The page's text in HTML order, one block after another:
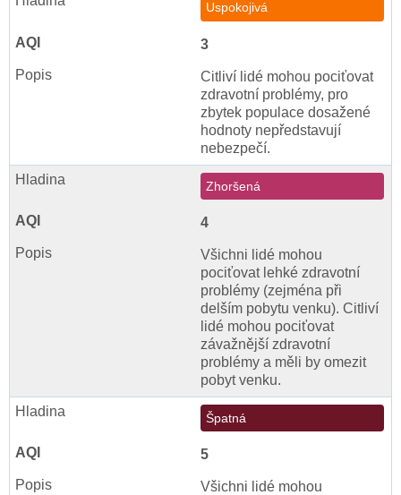
Uspokojivá
3
Citliví lidé mohou pociťovat
zdravotní problémy, pro
zbytek populace dosažené
hodnoty nepředstavují
nebezpečí.
Zhoršená
4
Všichni lidé mohou
pociťovat lehké zdravotní
problémy (zejména při
delším pobytu venku). Citliví
lidé mohou pociťovat
závažnější zdravotní
problémy a měli by omezit
pobyt venku.
Špatná
5
Všichni lidé mohou